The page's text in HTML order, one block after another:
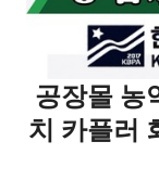
공장몰 농
치 카플러